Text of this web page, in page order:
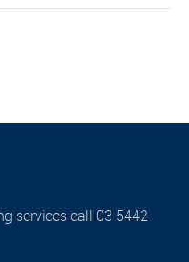
services call 03 5442